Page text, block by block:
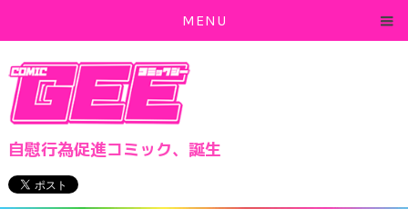
MENU
自慰行為促進コミック、誕生